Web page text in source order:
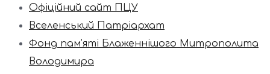
Офіційний сайт ПЦУ
Вселенський Патріархат
Фонд пам’яті Блаженнішого Митрополита
Володимира